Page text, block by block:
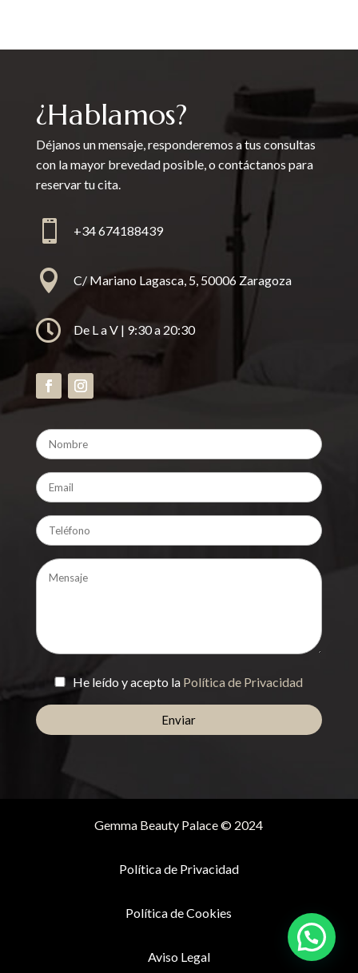
¿Hablamos?
Déjanos un mensaje, responderemos a tus consultas
con la mayor brevedad posible, o contáctanos para
reservar tu cita.
 +34 674188439
 C/ Mariano Lagasca, 5, 50006 Zaragoza
 De L a V | 9:30 a 20:30
He leído y acepto la Política de Privacidad
Gemma Beauty Palace © 2024
Política de Privacidad
Política de Cookies
Aviso Legal